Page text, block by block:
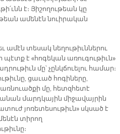
է։ Յիշողութեան կը
ամենէն նուիրական
ամէն տեսակ նեղութիւններու
է «հոգեկան առուգութիւն»
մը՝ չընկճուելու համար։
ցաւած հոգիները,
մը, հետզհետէ
մարդկային միջավայրին
յոռետեսութիւն» սկսած է
տիրող